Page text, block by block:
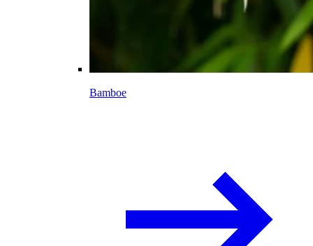
Bamboe